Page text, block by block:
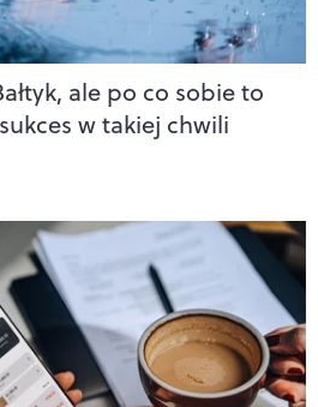
ale po co sobie to
w takiej chwili